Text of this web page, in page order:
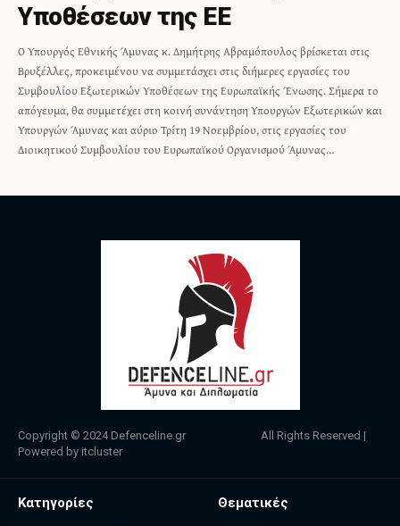
Υποθέσεων της ΕΕ
Ο Υπουργός Εθνικής Άμυνας κ. Δημήτρης Αβραμόπουλος βρίσκεται στις
Βρυξέλλες, προκειμένου να συμμετάσχει στις διήμερες εργασίες του
Συμβουλίου Εξωτερικών Υποθέσεων της Ευρωπαϊκής Ένωσης. Σήμερα το
απόγευμα, θα συμμετέχει στη κοινή συνάντηση Υπουργών Εξωτερικών και
Υπουργών Άμυνας και αύριο Τρίτη 19 Νοεμβρίου, στις εργασίες του
Διοικητικού Συμβουλίου του Ευρωπαϊκού Οργανισμού Άμυνας…
Copyright © 2024 Defenceline.gr All Rights Reserved |
Powered by itcluster
Κατηγορίες Θεματικές